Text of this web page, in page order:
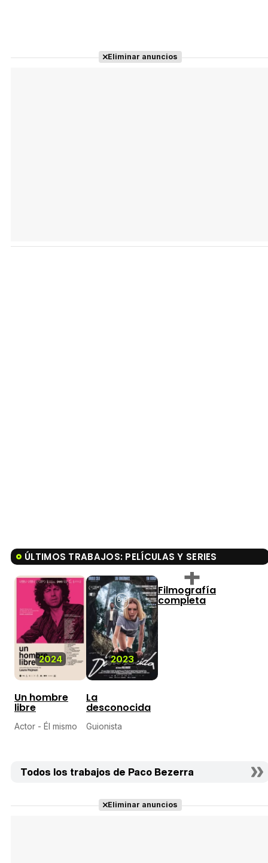
Eliminar anuncios
ÚLTIMOS TRABAJOS: PELÍCULAS Y SERIES
2024
Un hombre
libre
Actor - Él mismo
2023
6,0
La
desconocida
Guionista
Filmografía
completa
Todos los trabajos de Paco Bezerra
Eliminar anuncios